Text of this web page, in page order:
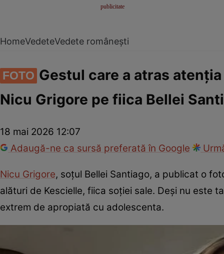
HomeVedeteVedete românești
FOTO Gestul care a atras
Nicu Grigore pe fiica Bellei
18 mai 2026 12:07
Adaugă-ne ca sursă preferată în Google
Nicu Grigore, soțul Bellei Santiago, a publicat o
alături de Kescielle, fiica soției sale. Deși nu este
extrem de apropiată cu adolescenta.